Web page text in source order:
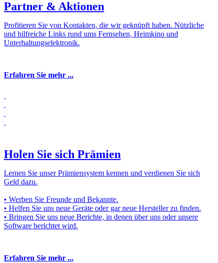
Partner & Aktionen
Profitieren Sie von Kontakten, die wir geknüpft haben. Nützliche
und hilfreiche Links rund ums Fernsehen, Heimkino und
Unterhaltungselektronik.
Erfahren Sie mehr ...
Holen Sie sich Prämien
Lernen Sie unser Prämiensystem kennen und verdienen Sie sich
Geld dazu.
• Werben Sie Freunde und Bekannte.
• Helfen Sie uns neue Geräte oder gar neue Hersteller zu finden.
• Bringen Sie uns neue Berichte, in denen über uns oder unsere
Software berichtet wird.
Erfahren Sie mehr ...